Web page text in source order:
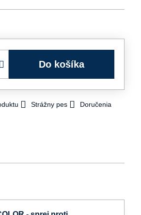
Do košíka
Strážny pes Doručenia